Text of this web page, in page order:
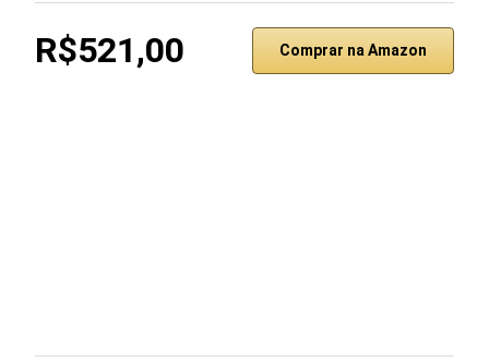
R$521,00 Comprar na Amazon